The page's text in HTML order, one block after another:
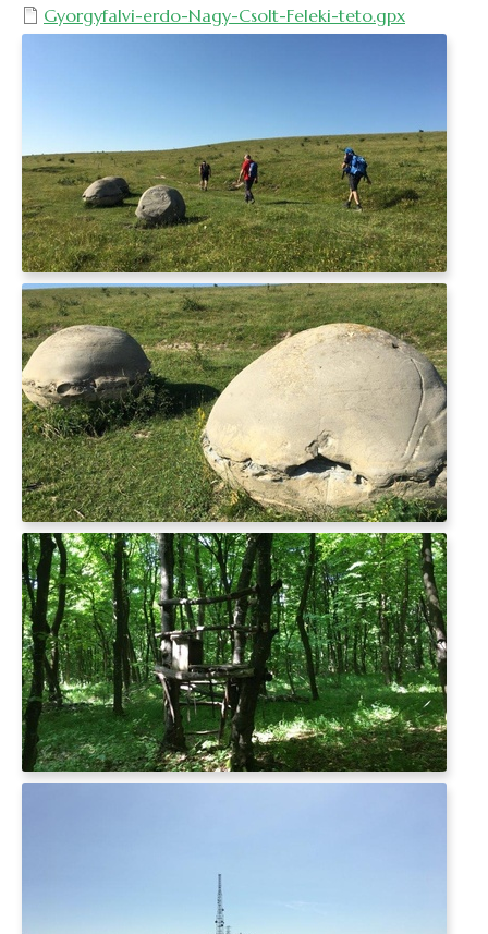
Gyorgyfalvi-erdo-Nagy-Csolt-Feleki-teto.gpx